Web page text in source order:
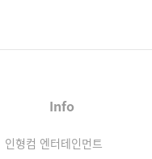
Info
인형컴 엔터테인먼트